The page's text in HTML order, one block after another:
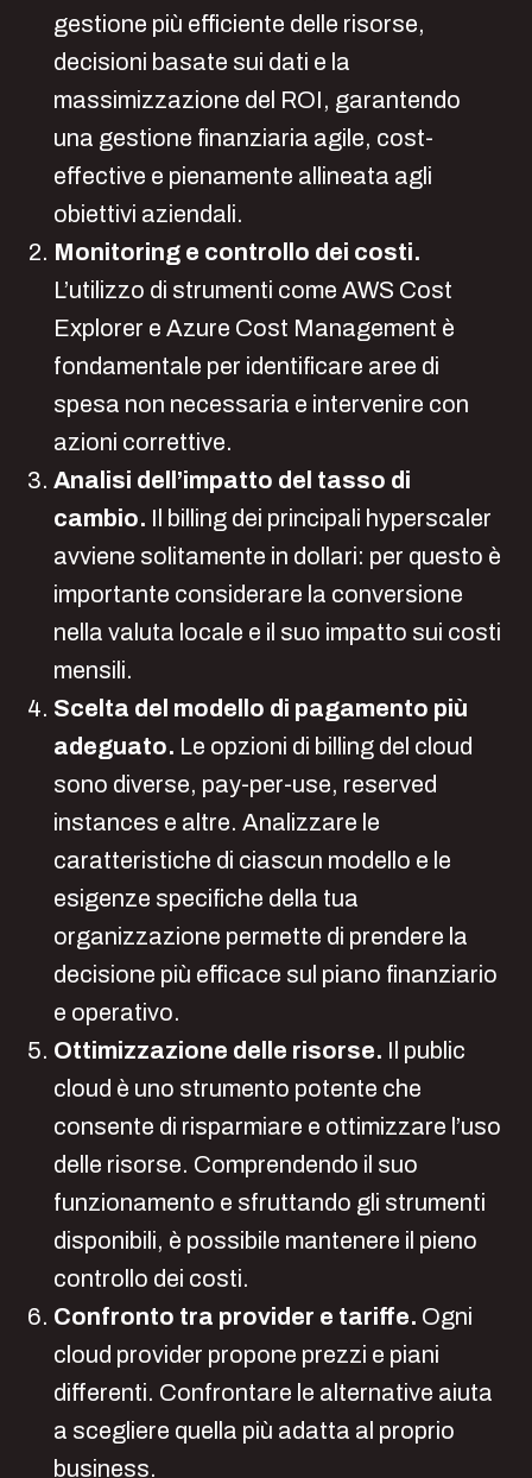
gestione più efficiente delle risorse,
decisioni basate sui dati e la
massimizzazione del ROI, garantendo
una gestione finanziaria agile, cost-
effective e pienamente allineata agli
obiettivi aziendali.
Monitoring e controllo dei costi.
L’utilizzo di strumenti come AWS Cost
Explorer e Azure Cost Management è
fondamentale per identificare aree di
spesa non necessaria e intervenire con
azioni correttive.
Analisi dell’impatto del tasso di
cambio. Il billing dei principali hyperscaler
avviene solitamente in dollari: per questo è
importante considerare la conversione
nella valuta locale e il suo impatto sui costi
mensili.
Scelta del modello di pagamento più
adeguato. Le opzioni di billing del cloud
sono diverse, pay-per-use, reserved
instances e altre. Analizzare le
caratteristiche di ciascun modello e le
esigenze specifiche della tua
organizzazione permette di prendere la
decisione più efficace sul piano finanziario
e operativo.
Ottimizzazione delle risorse. Il public
cloud è uno strumento potente che
consente di risparmiare e ottimizzare l’uso
delle risorse. Comprendendo il suo
funzionamento e sfruttando gli strumenti
disponibili, è possibile mantenere il pieno
controllo dei costi.
Confronto tra provider e tariffe. Ogni
cloud provider propone prezzi e piani
differenti. Confrontare le alternative aiuta
a scegliere quella più adatta al proprio
business.